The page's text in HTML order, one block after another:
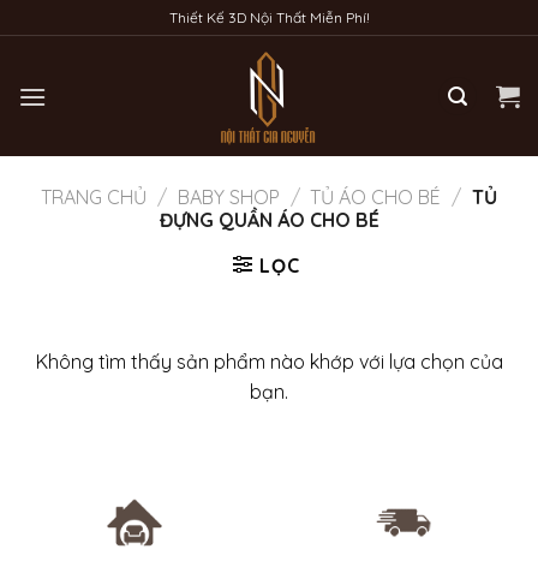
qua
dung
Thiết Kế 3D Nội Thất Miễn Phí!
TRANG CHỦ / BABY SHOP / TỦ ÁO CHO BÉ / TỦ
ĐỰNG QUẦN ÁO CHO BÉ
LỌC
Không tìm thấy sản phẩm nào khớp với lựa chọn của
bạn.